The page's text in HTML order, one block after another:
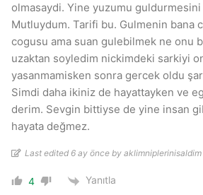
olmasaydi. Yine yuzumu
Mutluydum. Tarifi bu. Gulmenin bana
cogusu ama suan gulebilmek ne onu
uzaktan soyledim nickimdeki sarkiyi
yasanmamisken sonra gercek oldu
Simdi daha ikiniz de hayattayken ve
derim. Sevgin bittiyse de yine insan
hayata değmez.
Last edited 6 ay önce by aklimniplerinisaldim
4 Yanıtla